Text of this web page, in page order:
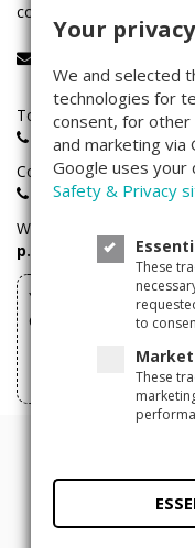
contact our service team:
Toll-free phone number
0800 - 100 267 0
Companisto investors
+49(0)30 - 346 491
We are available
p.m.
You can withdraw
Companisto here
Privacy Policy
Your
We and selected
technologies for
consent, for other
and marketing via
Google uses your
Safety & Privacy
These
to
These